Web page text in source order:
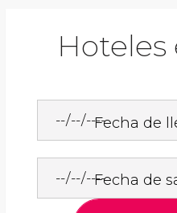
Hoteles
Fecha de
Fecha de